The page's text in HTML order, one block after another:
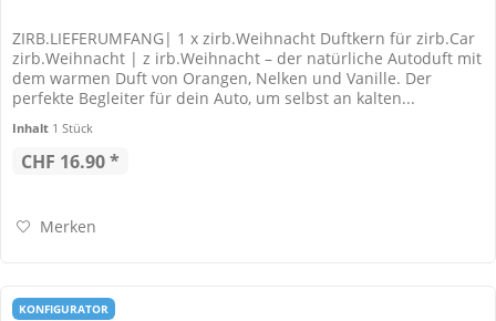
ZIRB.LIEFERUMFANG| 1 x zirb.Weihnacht Duftkern für zirb.Car
zirb.Weihnacht | z irb.Weihnacht – der natürliche Autoduft mit
dem warmen Duft von Orangen, Nelken und Vanille. Der
perfekte Begleiter für dein Auto, um selbst an kalten...
Inhalt 1 Stück
CHF 16.90 *
Merken
KONFIGURATOR